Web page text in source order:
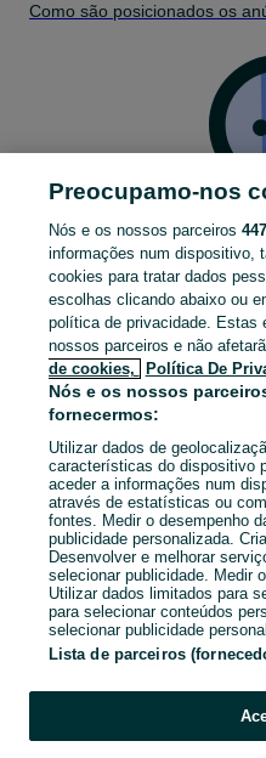
Como são posicionados os
Não
Página principal Tecnologia
Lisboa
Fotovoltaicos - Alcabideche
CATEGORIA
Mapa do site
Mapa das freguesias
Mapa de mini-sites
Pesquisas populares
Preocupamo-nos
Nós e os nossos parceiros 447
informações num dispositivo,
cookies para tratar dados
escolhas clicando abaixo ou
política de privacidade. Estas
nossos parceiros e não
de cookies,
Política De
Nós e os nossos
fornecermos:
Utilizar dados de
características do dispositivo
aceder a informações num
através de estatísticas ou
fontes. Medir o desempenho
publicidade personalizada.
Desenvolver e melhorar
selecionar publicidade. Medir
Utilizar dados limitados para
para selecionar conteúdos
selecionar publicidade
Lista de parceiros